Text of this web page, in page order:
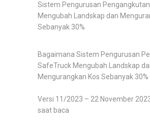
Sistem Pengurusan
Mengubah Landskap dan
Sebanyak 30%
Bagaimana Sistem Pengurusan
SafeTruck Mengubah Landskap
Mengurangkan Kos Sebanyak 30%
Versi 11/2023 – 22 November
saat baca